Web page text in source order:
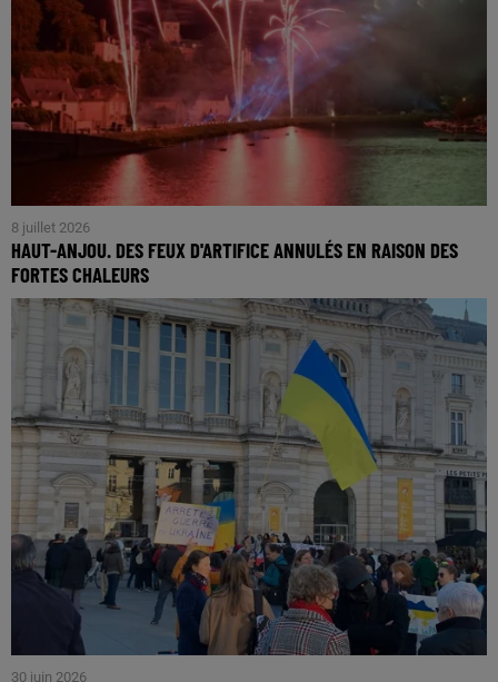
8 juillet 2026
HAUT-ANJOU. DES FEUX D'ARTIFICE ANNULÉS EN RAISON DES
FORTES CHALEURS
30 juin 2026